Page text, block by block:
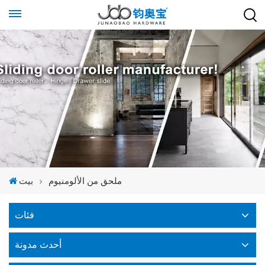
بيت ملحق من الألومنيوم
فئات
أحدث مدونة